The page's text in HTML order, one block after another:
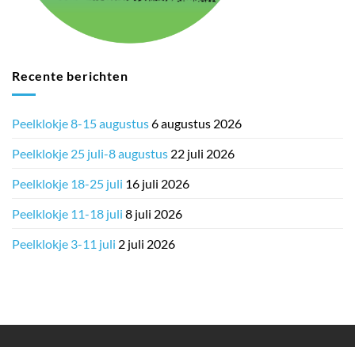
Recente berichten
Peelklokje 8-15 augustus6 augustus 2026
Peelklokje 25 juli-8 augustus 22 juli 2026
Peelklokje 18-25 juli 16 juli 2026
Peelklokje 11-18 juli 8 juli 2026
Peelklokje 3-11 juli 2 juli 2026